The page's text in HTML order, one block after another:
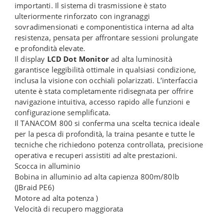
importanti. Il sistema di trasmissione è stato
ulteriormente rinforzato con ingranaggi
sovradimensionati e componentistica interna ad alta
resistenza, pensata per affrontare sessioni prolungate
e profondità elevate.
Il display LCD Dot Monitorad alta luminosità
garantisce leggibilità ottimale in qualsiasi condizione,
inclusa la visione con occhiali polarizzati. L’interfaccia
utente è stata completamente ridisegnata per offrire
navigazione intuitiva, accesso rapido alle funzioni e
configurazione semplificata.
Il TANACOM 800 si conferma una scelta tecnica ideale
per la pesca di profondità, la traina pesante e tutte le
tecniche che richiedono potenza controllata, precisione
operativa e recuperi assistiti ad alte prestazioni.
Scocca in alluminio
Bobina in alluminio ad alta capienza 800m/80lb
(JBraid PE6)
Motore ad alta potenza )
Velocità di recupero maggiorata